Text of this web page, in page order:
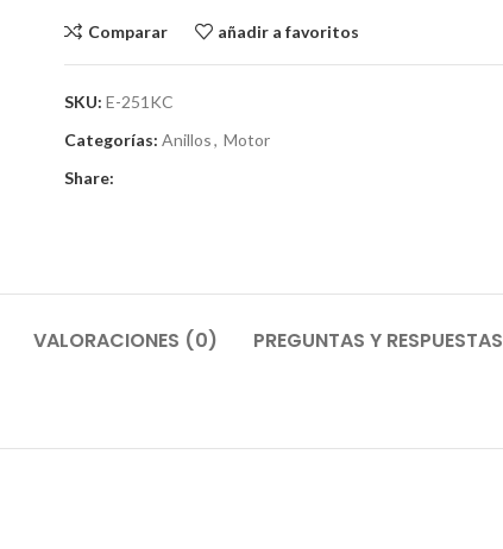
Comparar añadir a favoritos
SKU: E-251KC
Categorías: Anillos, Motor
Share:
VALORACIONES (0) PREGUNTAS Y RESPUESTAS